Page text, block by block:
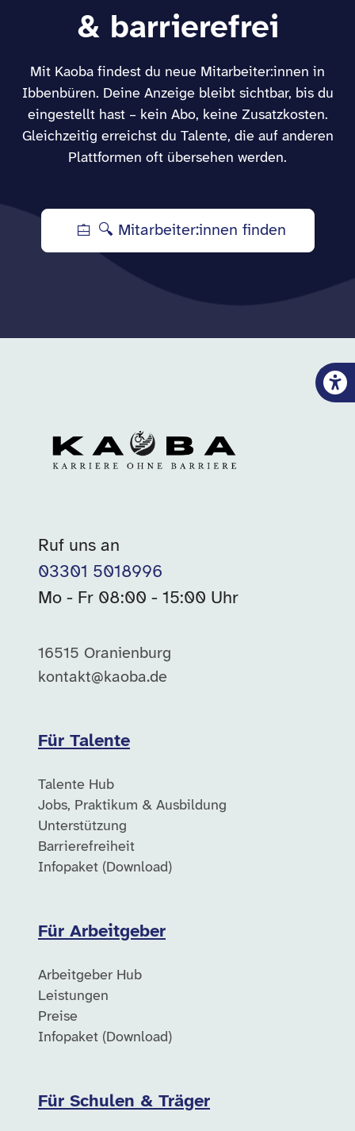
& barrierefrei
Mit Kaoba findest du neue Mitarbeiter:innen in
Ibbenbüren. Deine Anzeige bleibt sichtbar, bis du
eingestellt hast – kein Abo, keine Zusatzkosten.
Gleichzeitig erreichst du Talente, die auf anderen
Plattformen oft übersehen werden.
🔍 Mitarbeiter:innen finden
Ruf uns an
03301 5018996
Mo - Fr 08:00 - 15:00 Uhr
16515 Oranienburg
kontakt@kaoba.de
Für Talente
Talente Hub
Jobs, Praktikum & Ausbildung
Unterstützung
Barrierefreiheit
Infopaket (Download)
Für Arbeitgeber
Arbeitgeber Hub
Leistungen
Preise
Infopaket (Download)
Für Schulen & Träger